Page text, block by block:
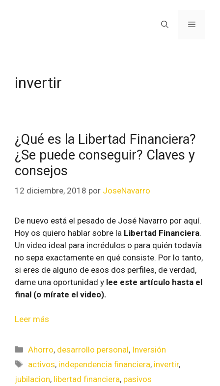
invertir
¿Qué es la Libertad Financiera?
¿Se puede conseguir? Claves y
consejos
12 diciembre, 2018 por JoseNavarro
De nuevo está el pesado de José Navarro por aquí.
Hoy os quiero hablar sobre la Libertad Financiera.
Un video ideal para incrédulos o para quién todavía
no sepa exactamente en qué consiste. Por lo tanto,
si eres de alguno de esos dos perfiles, de verdad,
dame una oportunidad y lee este artículo hasta el
final (o mírate el video).
Leer más
Ahorro, desarrollo personal, Inversión
activos, independencia financiera, invertir,
jubilacion, libertad financiera, pasivos